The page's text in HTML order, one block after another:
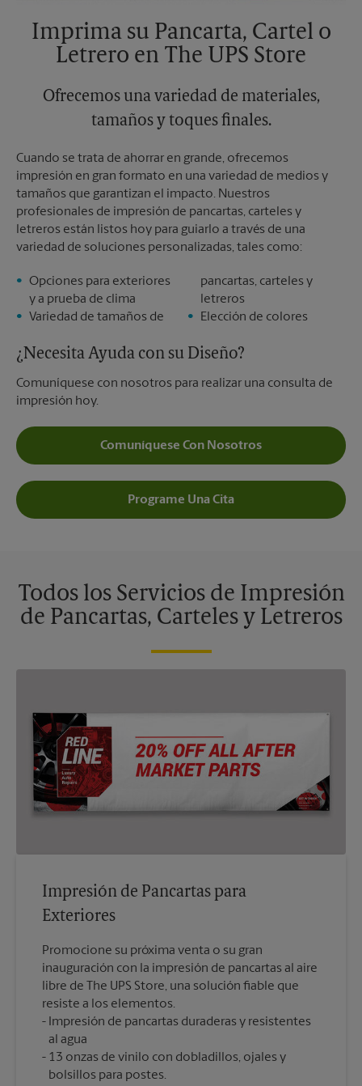
Imprima su Pancarta, Cartel o
Letrero en The UPS Store
Ofrecemos una variedad de materiales,
tamaños y toques finales.
Cuando se trata de ahorrar en grande, ofrecemos
impresión en gran formato en una variedad de medios y
tamaños que garantizan el impacto. Nuestros
profesionales de impresión de pancartas, carteles y
letreros están listos hoy para guiarlo a través de una
variedad de soluciones personalizadas, tales como:
Opciones para exteriores
y a prueba de clima
Variedad de tamaños de
pancartas, carteles y
letreros
Elección de colores
¿Necesita Ayuda con su Diseño?
Comuníquese con nosotros para realizar una consulta de
impresión hoy.
Comuníquese Con Nosotros
Programe Una Cita
Todos los Servicios de Impresión
de Pancartas, Carteles y Letreros
Impresión de Pancartas para
Exteriores
Promocione su próxima venta o su gran
inauguración con la impresión de pancartas al aire
libre de The UPS Store, una solución fiable que
resiste a los elementos.
Impresión de pancartas duraderas y resistentes
al agua
13 onzas de vinilo con dobladillos, ojales y
bolsillos para postes.